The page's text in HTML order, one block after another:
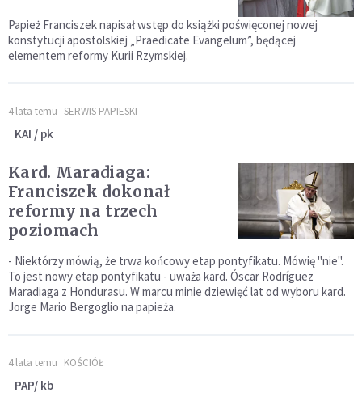
Papież Franciszek napisał wstęp do książki poświęconej nowej
konstytucji apostolskiej „Praedicate Evangelum”, będącej
elementem reformy Kurii Rzymskiej.
4 lata temu SERWIS PAPIESKI
KAI / pk
Kard. Maradiaga:
Franciszek dokonał
reformy na trzech
poziomach
- Niektórzy mówią, że trwa końcowy etap pontyfikatu. Mówię "nie".
To jest nowy etap pontyfikatu - uważa kard. Óscar Rodríguez
Maradiaga z Hondurasu. W marcu minie dziewięć lat od wyboru kard.
Jorge Mario Bergoglio na papieża.
4 lata temu KOŚCIÓŁ
PAP/ kb